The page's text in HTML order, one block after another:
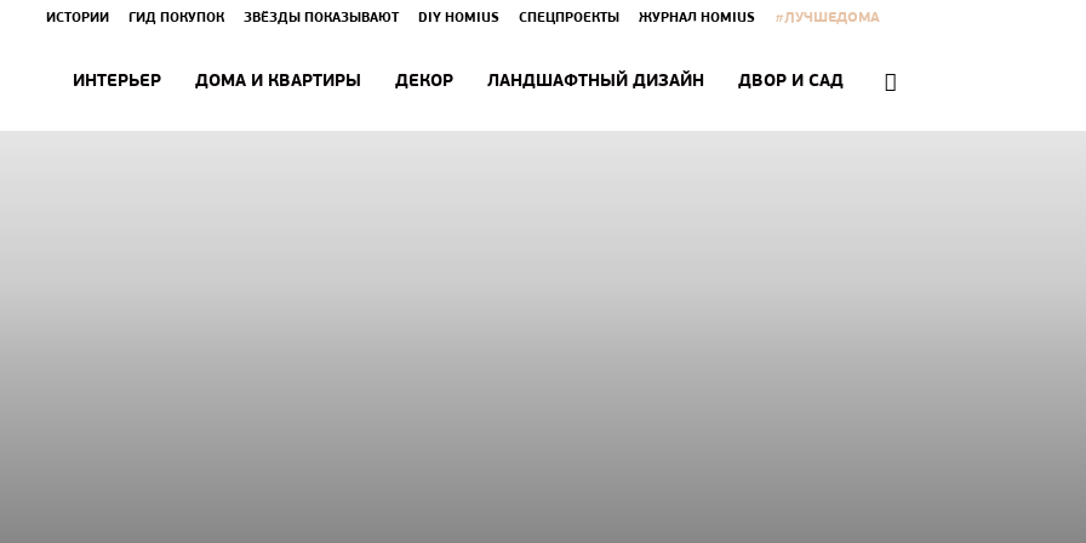
ИСТОРИИ ГИД ПОКУПОК ЗВЁЗДЫ ПОКАЗЫВАЮТ DIY HOMIUS СПЕЦПРОЕКТЫ ЖУРНАЛ HOMIUS #ЛУЧШЕДОМА
ИНТЕРЬЕР ДОМА И КВАРТИРЫ ДЕКОР ЛАНДШАФТНЫЙ ДИЗАЙН ДВОР И САД